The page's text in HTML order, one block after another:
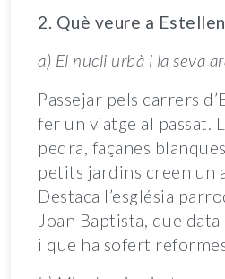
2. Què veure a
a) El nucli urbà i la seva
Passejar pels carrers
fer un viatge al passat.
pedra, façanes
petits jardins creen un
Destaca l’església
Joan Baptista, que
i que ha sofert